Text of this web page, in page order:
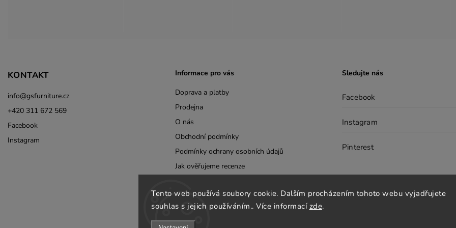
Tento web používá soubory cookie. Dalším procházením tohoto webu vyjadřujete
souhlas s jejich používáním.. Více informací zde.
KONTAKT
info@gsfurniture.cz
+420 311 672 569
Facebook
Instagram
Informace pro vás
Doprava a platby
Prodejna
O nás
Obchodní podmínky
Podmínky ochrany osobních údajů
Jak ověřujeme recenze
B2B
Kontakty
Sledujte nás
Facebook
Instagram
Pinterest